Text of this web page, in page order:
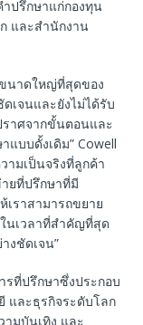
ปรึกษาแก่กองทุน
และสำนักงาน
นาดใหญ่ที่สุดของ
เจนและยังไม่ได้รับ
าศจากขั้นตอนและ
บบดั้งเดิม” Cowell
ามเป็นจริงที่ลูกค้า
ยที่ปรึกษาที่มี
ราสามารถขยาย
นเวลาที่สำคัญที่สุด
งชัดเจน”
รที่ปรึกษาซึ่งประกอบ
และธุรกิจระดับโลก
ามบันเทิง และ